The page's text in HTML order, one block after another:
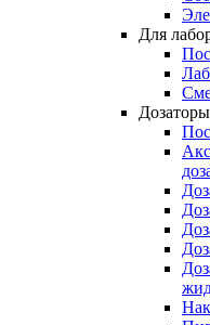
Для
Дозаторы